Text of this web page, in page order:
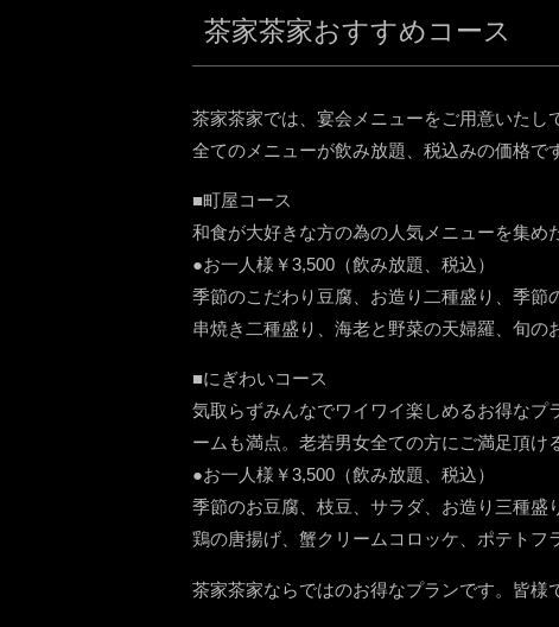
茶家茶家おすすめコース
茶家茶家では、宴会メニューをご用意いたし
全てのメニューが飲み放題、税込みの価格で
■町屋コース
和食が大好きな方の為の人気メニューを集め
●お一人様￥3,500（飲み放題、税込）
季節のこだわり豆腐、お造り二種盛り、季節
串焼き二種盛り、海老と野菜の天婦羅、旬の
■にぎわいコース
気取らずみんなでワイワイ楽しめるお得なプ
ームも満点。老若男女全ての方にご満足頂け
●お一人様￥3,500（飲み放題、税込）
季節のお豆腐、枝豆、サラダ、お造り三種盛
鶏の唐揚げ、蟹クリームコロッケ、ポテトフ
茶家茶家ならではのお得なプランです。皆様